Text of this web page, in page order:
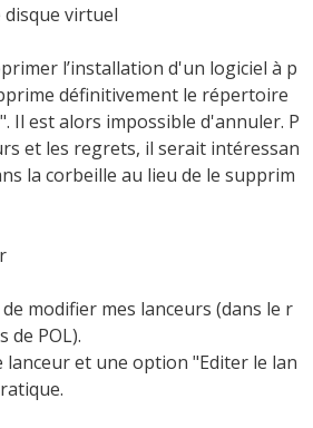
disque virtuel
l’installation d'un logiciel à p
définitivement le répertoire
Il est alors impossible d'annuler. P
et les regrets, il serait intéressan
la corbeille au lieu de le supprim
modifier mes lanceurs (dans le r
de POL).
lanceur et une option "Editer le lan